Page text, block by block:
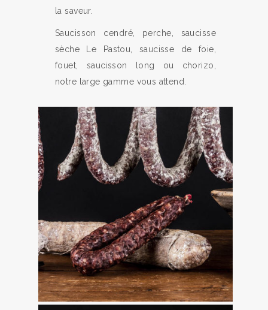
la saveur.
Saucisson cendré, perche, saucisse
sèche Le Pastou, saucisse de foie,
fouet, saucisson long ou chorizo,
notre large gamme vous attend.